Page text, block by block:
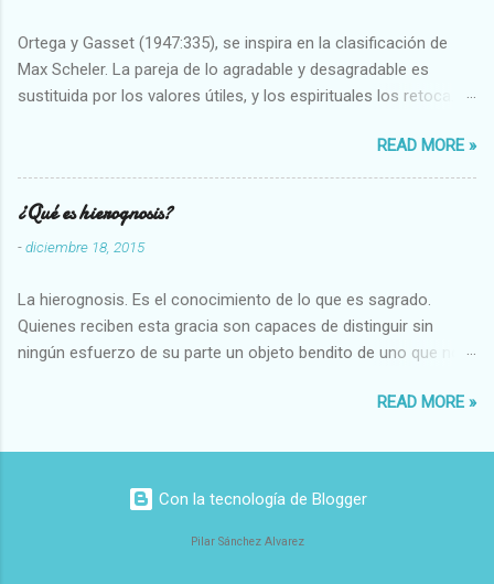
Ortega y Gasset (1947:335), se inspira en la clasificación de
Max Scheler. La pareja de lo agradable y desagradable es
sustituida por los valores útiles, y los espirituales los retoca.
Abundante-Escaso,etc 2 VITALES Sano-Enfermo Selecto-
Vulgar Enérgico-Inerte Fuerte-Débil,etc. 3 ESPIRITUALES a)
Intelectuales Conocimiento-Error Exacto-Aproximado
Evidente-Probable,etc b) Morales Bueno-malo Bondadoso-
malvado Justo-Injusto Escrupuloso-Relajado Leal-Desleal,etc.
Armonioso-Inarmonioso 4 RELIGIOSOS Santo-Pr...
READ MORE »
¿Qué es hierognosis?
-diciembre 18, 2015
La hierognosis. Es el conocimiento de lo que es sagrado.
Quienes reciben esta gracia son capaces de distinguir sin
ningún esfuerzo de su parte un objeto bendito de uno que no
READ MORE »
Con la tecnología de Blogger
Pilar Sánchez Alvarez